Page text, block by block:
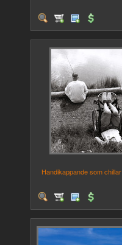
Handikappande som chillar